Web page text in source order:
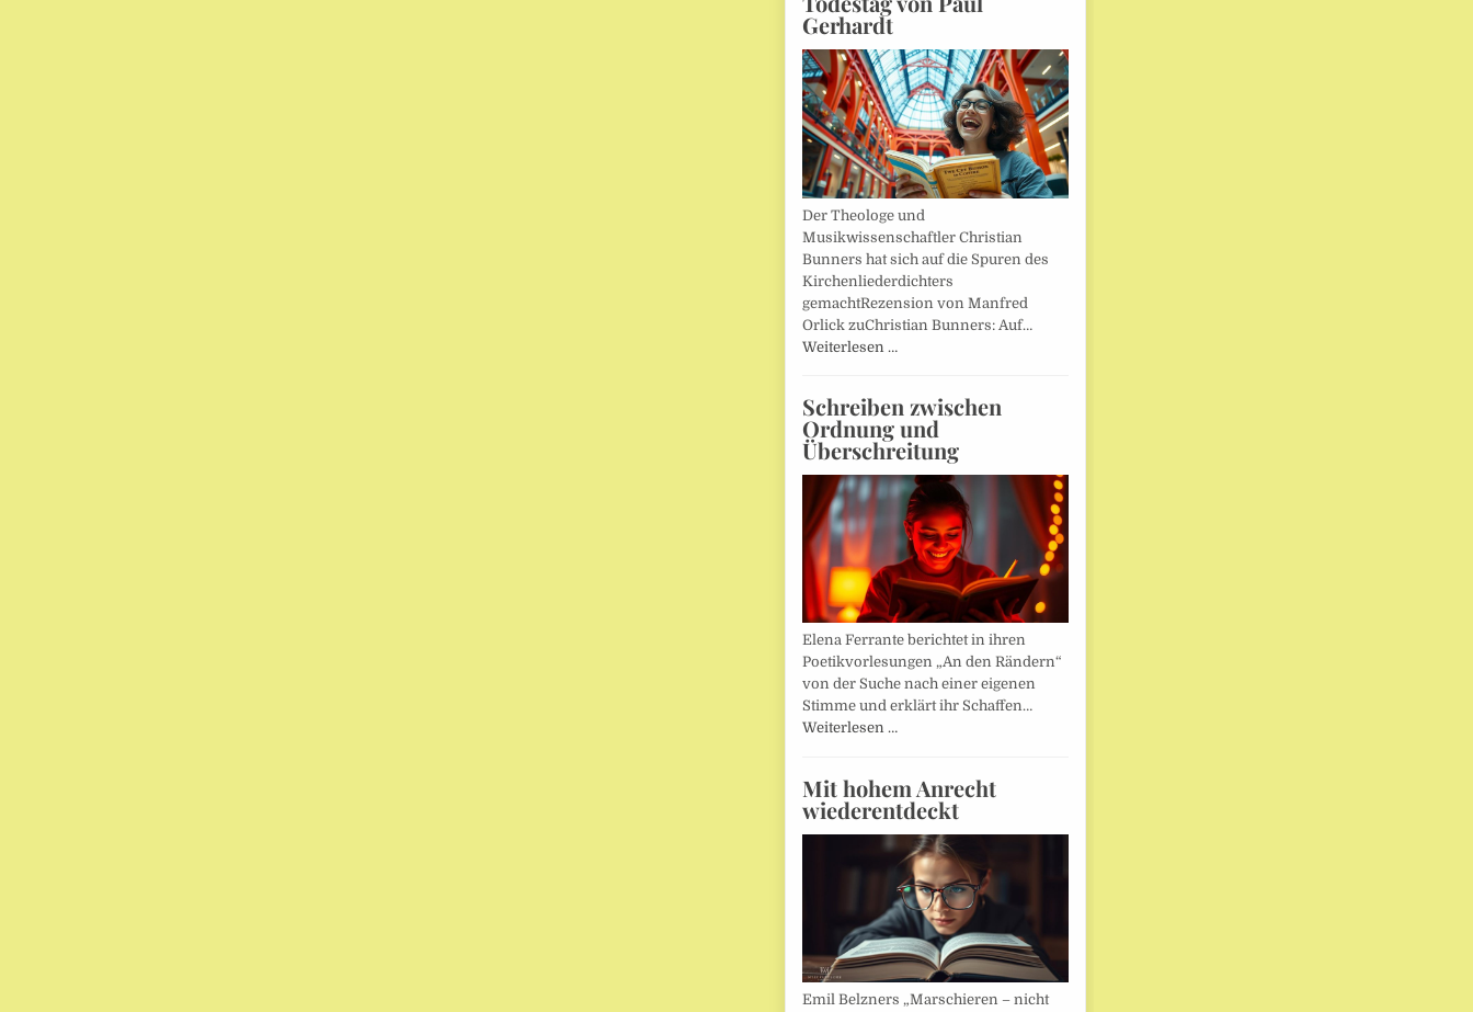
Gerhardt
Der Theologe und
Musikwissenschaftler Christian
Bunners hat sich auf die Spuren des
Kirchenliederdichters
gemachtRezension von Manfred
Orlick zuChristian Bunners: Auf…
Weiterlesen …
Schreiben zwischen
Ordnung und
Überschreitung
Elena Ferrante berichtet in ihren
Poetikvorlesungen „An den Rändern“
von der Suche nach einer eigenen
Stimme und erklärt ihr Schaffen…
Weiterlesen …
Mit hohem Anrecht
wiederentdeckt
Emil Belzners „Marschieren – nicht